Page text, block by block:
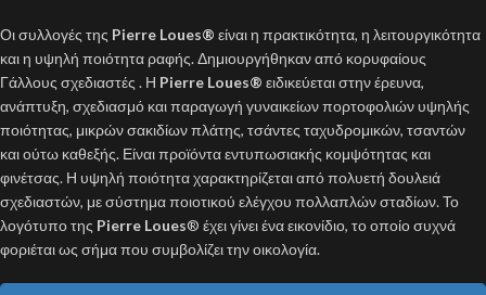
Οι συλλογές της Pierre Loues® είναι η πρακτικότητα, η λειτουργικότητα
και η υψηλή ποιότητα ραφής. Δημιουργήθηκαν από κορυφαίους
Γάλλους σχεδιαστές . Η Pierre Loues® ειδικεύεται στην έρευνα,
ανάπτυξη, σχεδιασμό και παραγωγή γυναικείων πορτοφολιών υψηλής
ποιότητας, μικρών σακιδίων πλάτης, τσάντες ταχυδρομικών, τσαντών
και ούτω καθεξής. Είναι προϊόντα εντυπωσιακής κομψότητας και
φινέτσας. Η υψηλή ποιότητα χαρακτηρίζεται από πολυετή δουλειά
σχεδιαστών, με σύστημα ποιοτικού ελέγχου πολλαπλών σταδίων. Το
λογότυπο της Pierre Loues® έχει γίνει ένα εικονίδιο, το οποίο συχνά
φοριέται ως σήμα που συμβολίζει την οικολογία.